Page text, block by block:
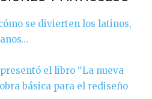
se divierten los latinos,
el libro “La nueva
básica para el rediseño